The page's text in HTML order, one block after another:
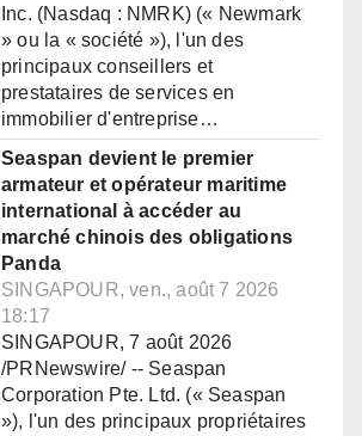
Inc. (Nasdaq : NMRK) (« Newmark
» ou la « société »), l'un des
principaux conseillers et
prestataires de services en
immobilier d'entreprise…
Seaspan devient le premier
armateur et opérateur maritime
international à accéder au
marché chinois des obligations
Panda
SINGAPOUR, ven., août 7 2026
18:17
SINGAPOUR, 7 août 2026
/PRNewswire/ -- Seaspan
Corporation Pte. Ltd. (« Seaspan
»), l'un des principaux propriétaires